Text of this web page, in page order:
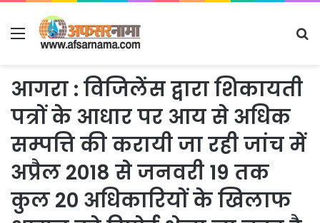
Menu
आगरा : विजिलेंस द्वारा शिकायती
पत्रों के आधार पर आय से अधिक
सम्पत्ति की करायी जा रही जांच में
अप्रैल 2018 से जनवरी 19 तक
कुल 20 अधिकारियों के खिलाफ